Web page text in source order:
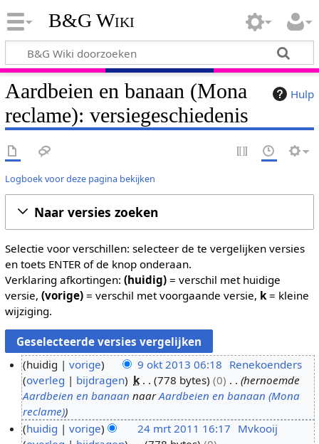
B&G Wiki
Hulp
Aardbeien en banaan (Mona
reclame): versiegeschiedenis
Logboek voor deze pagina bekijken
Naar versies zoeken
Selectie voor verschillen: selecteer de te vergelijken versies
en toets ENTER of de knop onderaan.
Verklaring afkortingen: (huidig)= verschil met huidige
versie, (vorige)= verschil met voorgaande versie, k= kleine
wijziging.
huidig vorige 9 okt 2013 06:18 Renekoenders
overleg
bijdragen k 778 bytes 0
hernoemde
Aardbeien en banaan naarAardbeien en banaan (Mona
reclame)
huidig vorige 24 mrt 2011 16:17 Mvkooij